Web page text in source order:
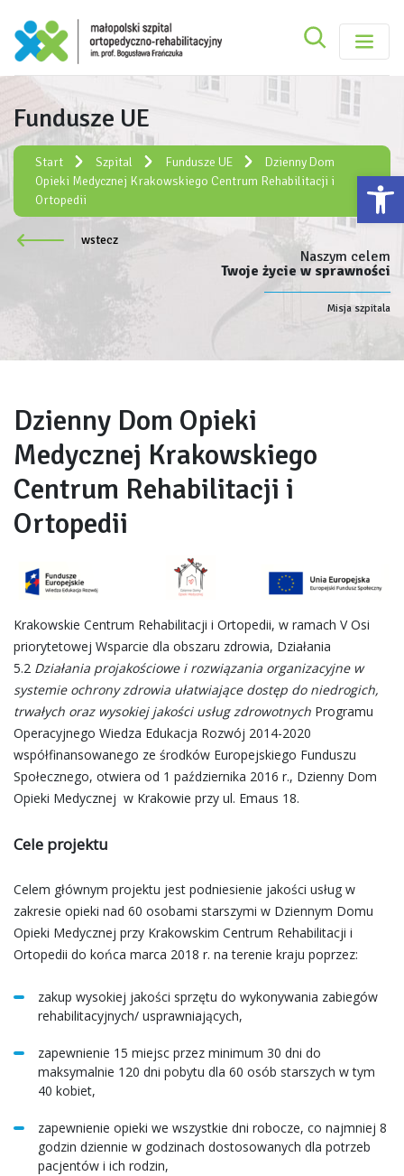
Małopolski Szpital Ortopedyczno-Szukaj
Szukaj
e-rejestracja
Fundusze UE
Start Szpital Fundusze UE
Dzienny Dom
Opieki Medycznej Krakowskiego Centrum Rehabilitacji i
Ortopedii
wstecz
Naszym celem
Twoje życie w sprawności
Misja szpitala
Dzienny Dom Opieki
Medycznej Krakowskiego
Centrum Rehabilitacji i
Ortopedii
Krakowskie Centrum Rehabilitacji i Ortopedii, w ramach V Osi
priorytetowej Wsparcie dla obszaru zdrowia, Działania
5.2 Działania projakościowe i rozwiązania organizacyjne w
systemie ochrony zdrowia ułatwiające dostęp do niedrogich,
trwałych oraz wysokiej jakości usług zdrowotnych Programu
Operacyjnego Wiedza Edukacja Rozwój 2014-2020
współfinansowanego ze środków Europejskiego Funduszu
Społecznego, otwiera od 1 października 2016 r., Dzienny Dom
Opieki Medycznej w Krakowie przy ul. Emaus 18.
Cele projektu
Celem głównym projektu jest podniesienie jakości usług w
zakresie opieki nad 60 osobami starszymi w Dziennym Domu
Opieki Medycznej przy Krakowskim Centrum Rehabilitacji i
Ortopedii do końca marca 2018 r. na terenie kraju poprzez:
zakup wysokiej jakości sprzętu do wykonywania zabiegów
rehabilitacyjnych/ usprawniających,
zapewnienie 15 miejsc przez minimum 30 dni do
maksymalnie 120 dni pobytu dla 60 osób starszych w tym
40 kobiet,
zapewnienie opieki we wszystkie dni robocze, co najmniej 8
godzin dziennie w godzinach dostosowanych dla potrzeb
pacjentów i ich rodzin,